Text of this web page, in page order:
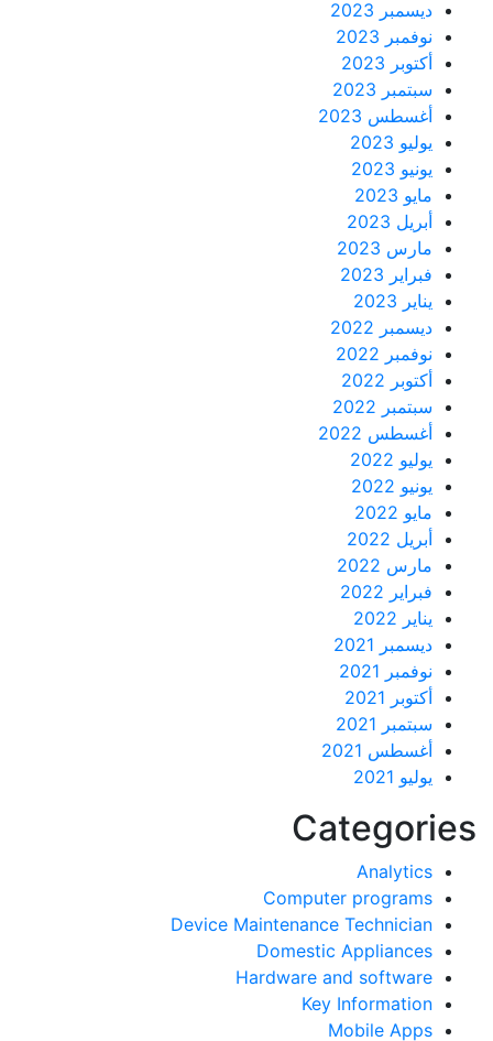
ديسمبر 2023
نوفمبر 2023
أكتوبر 2023
سبتمبر 2023
أغسطس 2023
أبريل 2023
مارس 2023
فبراير 2023
ديسمبر 2022
نوفمبر 2022
أكتوبر 2022
سبتمبر 2022
أغسطس 2022
أبريل 2022
مارس 2022
فبراير 2022
ديسمبر 2021
نوفمبر 2021
أكتوبر 2021
سبتمبر 2021
أغسطس 2021
Analytics
Computer programs
Device Maintenance Technician
Domestic Appliances
Hardware and software
Key Information
Mobile Apps